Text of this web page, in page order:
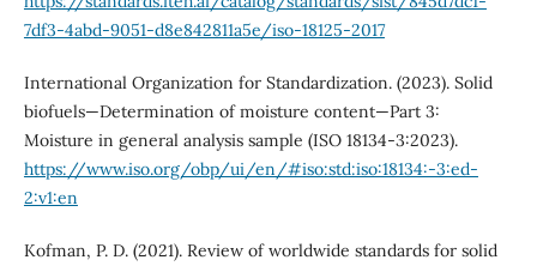
7df3-4abd-9051-d8e842811a5e/iso-18125-2017
International Organization for Standardization. (2023). Solid
biofuels—Determination of moisture content—Part 3:
Moisture in general analysis sample (ISO 18134-3:2023).
https://www.iso.org/obp/ui/en/#iso:std:iso:18134:-3:ed-
2:v1:en
Kofman, P. D. (2021). Review of worldwide standards for solid